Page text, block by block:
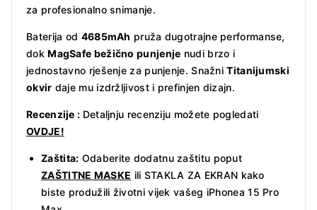
za profesionalno snimanje.
Baterija od 4685mAh pruža dugotrajne performanse,
dokMagSafe bežično punjenje nudi brzo i
jednostavno rješenje za punjenje. SnažniTitanijumski
okvir daje mu izdržljivost i prefinjen dizajn.
Recenzije : Detaljnju recenziju možete pogledati
OVDJE!
Zaštita: Odaberite dodatnu zaštitu poput
ZAŠTITNE MASKE ili STAKLA ZA EKRAN kako
biste produžili životni vijek vašeg iPhonea 15 Pro